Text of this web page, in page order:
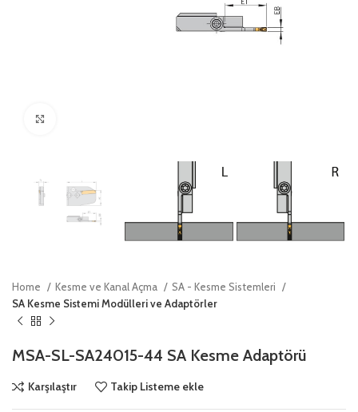
Home Kesme ve Kanal Açma
SA - Kesme Sistemleri
SA Kesme Sistemi Modülleri ve Adaptörler
MSA-SL-SA24015-44 SA Kesme Adaptörü
Karşılaştır Takip Listeme ekle